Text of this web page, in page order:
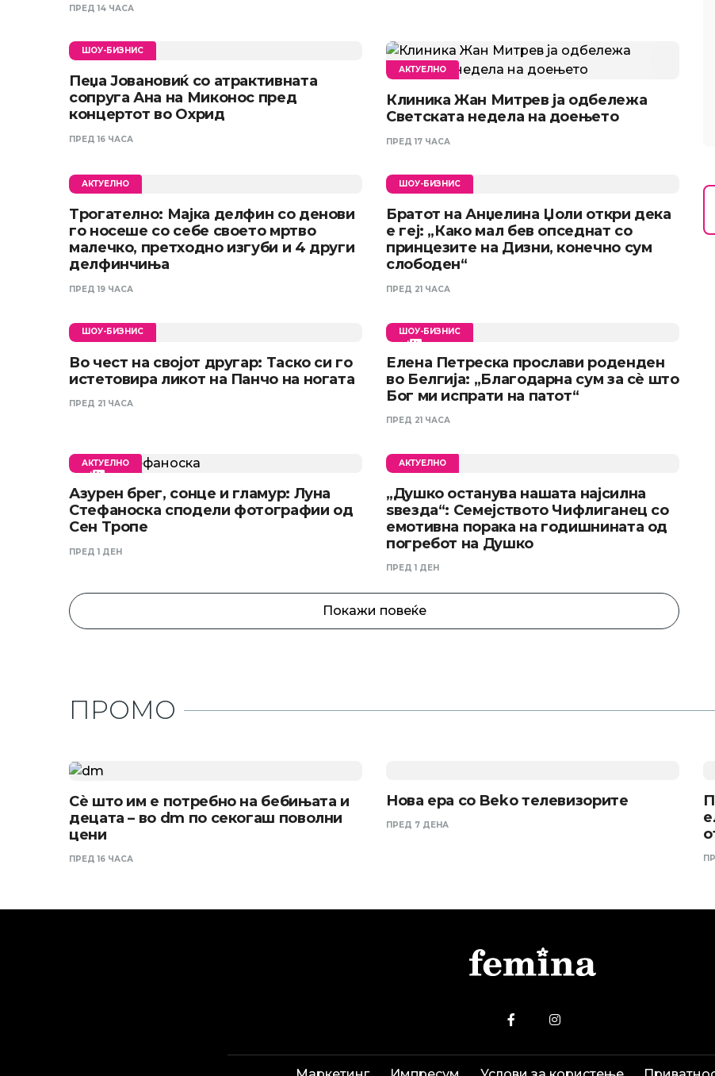
ПРЕД 14 ЧАСА
ШОУ-БИЗНИС
Пеџа Јовановиќ со атрактивната
сопруга Ана на Миконос пред
концертот во Охрид
ПРЕД 16 ЧАСА
АКТУЕЛНО
Клиника Жан Митрев ја одбележа
Светската недела на доењето
ПРЕД 17 ЧАСА
АКТУЕЛНО
Трогателно: Мајка делфин со денови
го носеше со себе своето мртво
малечко, претходно изгуби и 4 други
делфинчиња
ПРЕД 19 ЧАСА
ШОУ-БИЗНИС
Братот на Анџелина Џоли откри дека
е геј: „Како мал бев опседнат со
принцезите на Дизни, конечно сум
слободен“
ПРЕД 21 ЧАСА
ШОУ-БИЗНИС
Во чест на својот другар: Таско си го
истетовира ликот на Панчо на ногата
ПРЕД 21 ЧАСА
ШОУ-БИЗНИС
Елена Петреска прослави роденден
во Белгија: „Благодарна сум за сè што
Бог ми испрати на патот“
ПРЕД 21 ЧАСА
АКТУЕЛНО
Азурен брег, сонце и гламур: Луна
Стефаноска сподели фотографии од
Сен Тропе
ПРЕД 1 ДЕН
АКТУЕЛНО
„Душко останува нашата најсилна
ѕвезда“: Семејството Чифлиганец со
емотивна порака на годишнината од
погребот на Душко
ПРЕД 1 ДЕН
Покажи повеќе
ПРОМО
Сѐ што им е потребно на бебињата и
децата – во dm по секогаш поволни
цени
ПРЕД 16 ЧАСА
Нова ера со Beko телевизорите
ПРЕД 7 ДЕНА